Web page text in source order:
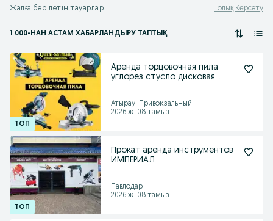
Жалға берілетін тауарлар Толық Көрсету
1 000-НАН АСТАМ ХАБАРЛАНДЫРУ ТАПТЫҚ
Аренда торцовочная пила
углорез стусло дисковая
Атырау, Привокзальный
2026 ж. 08 тамыз
Прокат аренда инструментов
ИМПЕРИАЛ
Павлодар
2026 ж. 08 тамыз